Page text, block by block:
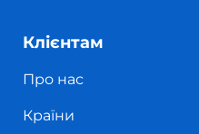
Клієнтам
Про нас
Країни